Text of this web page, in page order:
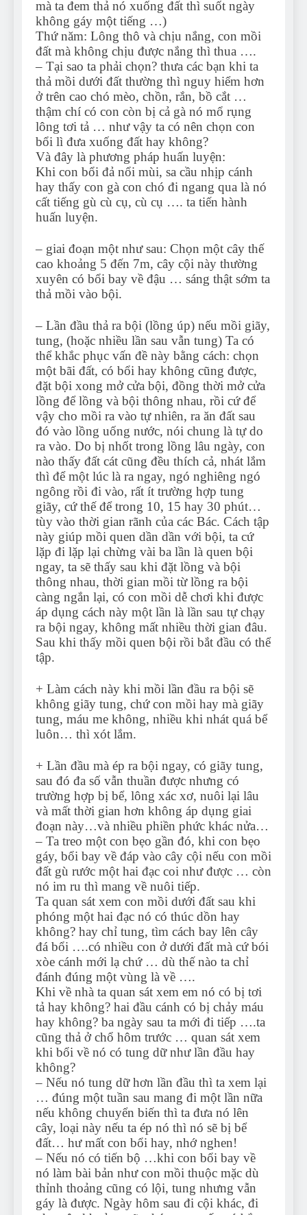
mà ta đem thả nó xuống đất thì suốt ngày
không gáy một tiếng …)
Thứ năm: Lông thô và chịu nắng, con mồi
đất mà không chịu được nắng thì thua ….
– Tại sao ta phải chọn? thưa các bạn khi ta
thả mồi dưới đất thường thì nguy hiểm hơn
ở trên cao chó mèo, chồn, rắn, bồ cắt …
thậm chí có con còn bị cả gà nó mổ rụng
lông tơi tả … như vậy ta có nên chọn con
bổi lì đưa xuống đất hay không?
Và đây là phương pháp huấn luyện:
Khi con bổi đả nổi mùi, sa cầu nhịp cánh
hay thấy con gà con chó đi ngang qua là nó
cất tiếng gù cù cụ, cù cụ …. ta tiến hành
huấn luyện.
– giai đoạn một như sau: Chọn một cây thế
cao khoảng 5 đến 7m, cây cội này thường
xuyên có bổi bay về đậu … sáng thật sớm ta
thả mồi vào bội.
– Lần đầu thả ra bội (lồng úp) nếu mồi giãy,
tung, (hoặc nhiều lần sau vẫn tung) Ta có
thể khắc phục vấn đề này bằng cách: chọn
một bãi đất, có bổi hay không cũng được,
đặt bội xong mở cửa bội, đồng thời mở cửa
lồng để lồng và bội thông nhau, rồi cứ để
vậy cho mồi ra vào tự nhiên, ra ăn đất sau
đó vào lồng uống nước, nói chung là tự do
ra vào. Do bị nhốt trong lồng lâu ngày, con
nào thấy đất cát cũng đều thích cả, nhát lắm
thì để một lúc là ra ngay, ngó nghiêng ngó
ngông rồi đi vào, rất ít trường hợp tung
giãy, cứ thế để trong 10, 15 hay 30 phút…
tùy vào thời gian rãnh của các Bác. Cách tập
này giúp mồi quen dần dần với bội, ta cứ
lặp đi lặp lại chừng vài ba lần là quen bội
ngay, ta sẽ thấy sau khi đặt lồng và bội
thông nhau, thời gian mồi từ lồng ra bội
càng ngắn lại, có con mồi dễ chơi khi được
áp dụng cách này một lần là lần sau tự chạy
ra bội ngay, không mất nhiều thời gian đâu.
Sau khi thấy mồi quen bội rồi bắt đầu có thể
tập.
+ Làm cách này khi mồi lần đầu ra bội sẽ
không giãy tung, chứ con mồi hay mà giãy
tung, máu me không, nhiều khi nhát quá bể
luôn… thì xót lắm.
+ Lần đầu mà ép ra bội ngay, có giãy tung,
sau đó đa số vẫn thuần được nhưng có
trường hợp bị bể, lông xác xơ, nuôi lại lâu
và mất thời gian hơn không áp dụng giai
đoạn này…và nhiều phiền phức khác nửa…
– Ta treo một con bẹo gần đó, khi con bẹo
gáy, bổi bay về đáp vào cây cội nếu con mồi
đất gù rước một hai đạc coi như được … còn
nó im ru thì mang về nuôi tiếp.
Ta quan sát xem con mồi dưới đất sau khi
phóng một hai đạc nó có thúc dồn hay
không? hay chỉ tung, tìm cách bay lên cây
đá bổi ….có nhiều con ở dưới đất mà cứ bói
xòe cánh mới lạ chứ … dù thế nào ta chỉ
đánh đúng một vùng là về ….
Khi về nhà ta quan sát xem em nó có bị tơi
tả hay không? hai đầu cánh có bị chảy máu
hay không? ba ngày sau ta mới đi tiếp ….ta
cũng thả ở chổ hôm trước … quan sát xem
khi bổi về nó có tung dữ như lần đầu hay
không?
– Nếu nó tung dữ hơn lần đầu thì ta xem lại
… đúng một tuần sau mang đi một lần nữa
nếu không chuyển biến thì ta đưa nó lên
cây, loại này nếu ta ép nó thì nó sẽ bị bể
đất… hư mất con bổi hay, nhớ nghen!
– Nếu nó có tiến bộ …khi con bổi bay về
nó làm bài bản như con mồi thuộc mặc dù
thỉnh thoảng cũng có lội, tung nhưng vẫn
gáy là được. Ngày hôm sau đi cội khác, đi